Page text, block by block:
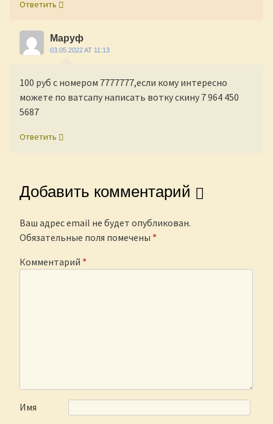
Ответить
Маруф
03.05.2022 AT 11:13
100 руб с номером 7777777,если кому интересно
можете по ватсапу написать вотку скину 7 964 450
5687
Ответить
Добавить комментарий
Ваш адрес email не будет опубликован.
Обязательные поля помечены *
Комментарий *
Имя